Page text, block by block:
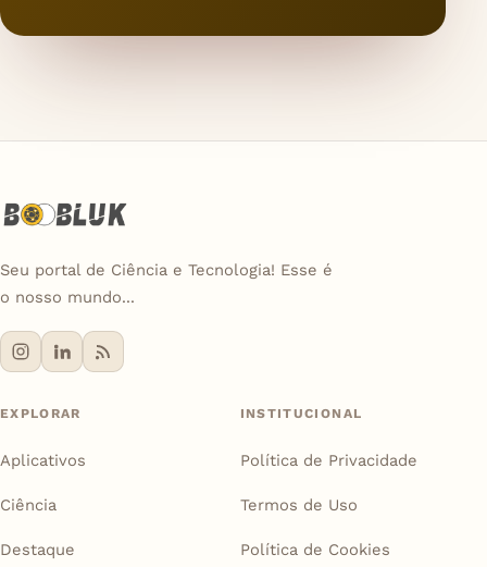
Seu portal de Ciência e Tecnologia! Esse é
o nosso mundo...
EXPLORAR
Aplicativos
Ciência
Destaque
INSTITUCIONAL
Política de Privacidade
Termos de Uso
Política de Cookies